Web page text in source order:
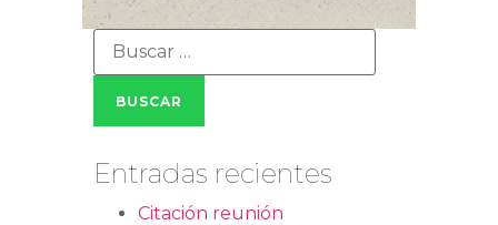
Entradas recientes
Citación reunión